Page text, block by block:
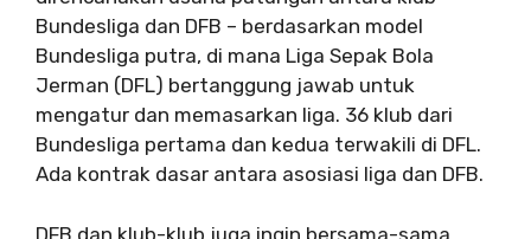
Bundesliga dan DFB – berdasarkan model
Bundesliga putra, di mana Liga Sepak Bola
Jerman (DFL) bertanggung jawab untuk
mengatur dan memasarkan liga. 36 klub dari
Bundesliga pertama dan kedua terwakili di DFL.
Ada kontrak dasar antara asosiasi liga dan DFB.
DFB dan klub-klub juga ingin bersama-sama